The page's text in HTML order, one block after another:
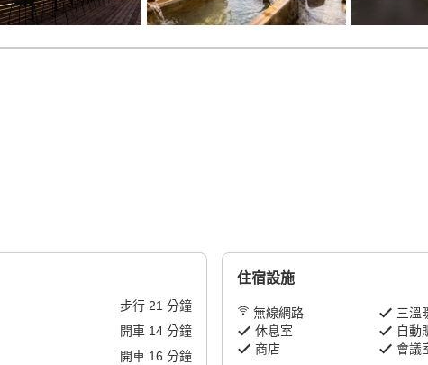
步行 21 分鐘
開車 14分鐘
開車 16 分鐘
住宿設施
無線網路
三溫
休息室
自動
商店
會議